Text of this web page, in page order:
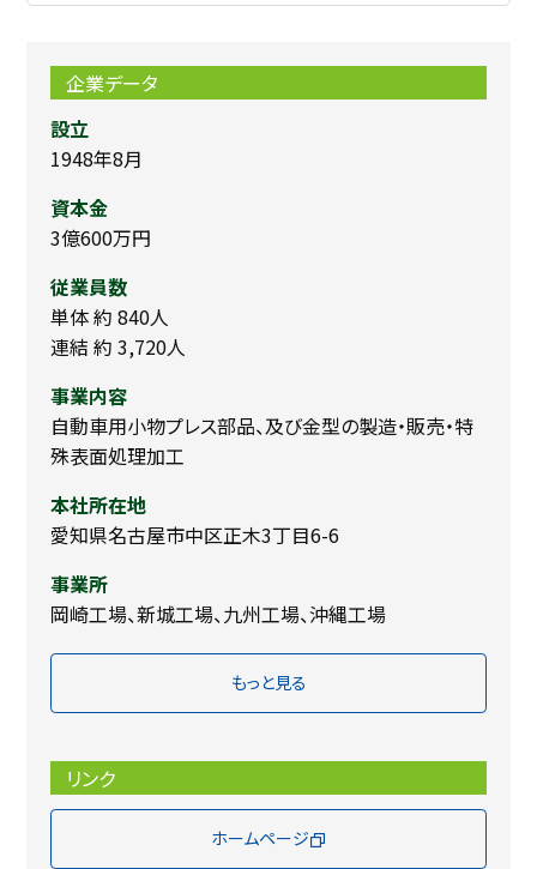
企業データ
設立
1948年8月
資本金
3億600万円
従業員数
単体 約 840人
連結 約 3,720人
事業内容
自動車用小物プレス部品、及び金型の製造・販売・特
殊表面処理加工
本社所在地
愛知県名古屋市中区正木3丁目6-6
事業所
岡崎工場、新城工場、九州工場、沖縄工場
もっと見る
リンク
ホームページ